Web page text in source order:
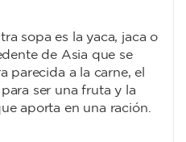
sopa es la yaca, jaca o
de Asia que se
parecida a la carne, el
ser una fruta y la
aporta en una ración.